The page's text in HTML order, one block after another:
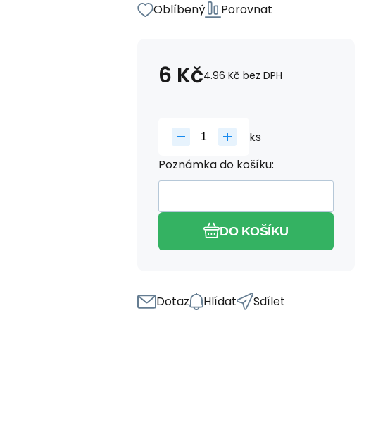
Oblíbený Porovnat
6 Kč4.96 Kč bez DPH
ks
Poznámka do košíku:
DO KOŠÍKU
Dotaz Hlídat Sdílet